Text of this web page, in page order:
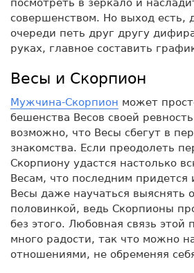
посмотреть в зеркало и
совершенством. Но выход есть,
очереди петь друг другу
руках, главное составить
Весы и Скорпион
Мужчина-Скорпион может
бешенства Весов своей
возможно, что Весы сбегут в
знакомства. Если преодолеть
Скорпиону удастся настолько
Весам, что последним придется
Весы даже научаться выяснять
половинкой, ведь Скорпионы
без этого. Любовная связь этой
много радости, так что можно
отношениями, не обременяя